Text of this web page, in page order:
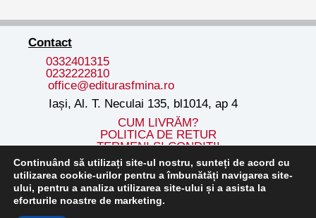
Contact
0332401315
0232222810
office@editurasfmina.ro
Iași, Al. T. Neculai 135, bl1014, ap 4
CUM LIVRĂM?
POLITICA DE RETUR
TERMENI ȘI CONDIȚII
Continuând să utilizați site-ul nostru, sunteți de acord cu
utilizarea cookie-urilor pentru a îmbunătăți navigarea site-
ului, pentru a analiza utilizarea site-ului și a asista la
eforturile noastre de marketing.